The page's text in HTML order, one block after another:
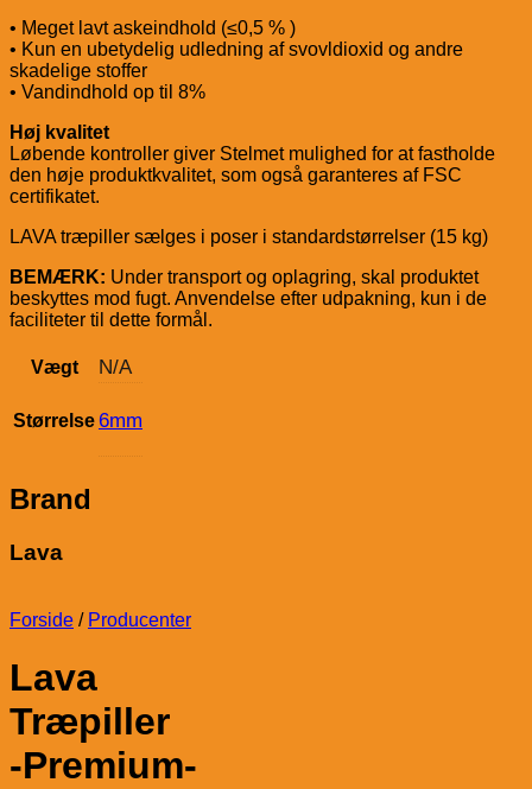
• Meget lavt askeindhold (≤0,5 % )
• Kun en ubetydelig udledning af svovldioxid og andre
skadelige stoffer
• Vandindhold op til 8%
Høj kvalitet
Løbende kontroller giver Stelmet mulighed for at fastholde
den høje produktkvalitet, som også garanteres af FSC
certifikatet.
LAVA træpiller sælges i poser i standardstørrelser (15 kg)
BEMÆRK: Under transport og oplagring, skal produktet
beskyttes mod fugt. Anvendelse efter udpakning, kun i de
faciliteter til dette formål.
Vægt N/A
Størrelse6mm
Brand
Lava
Forside / Producenter
Lava
Træpiller
-Premium-